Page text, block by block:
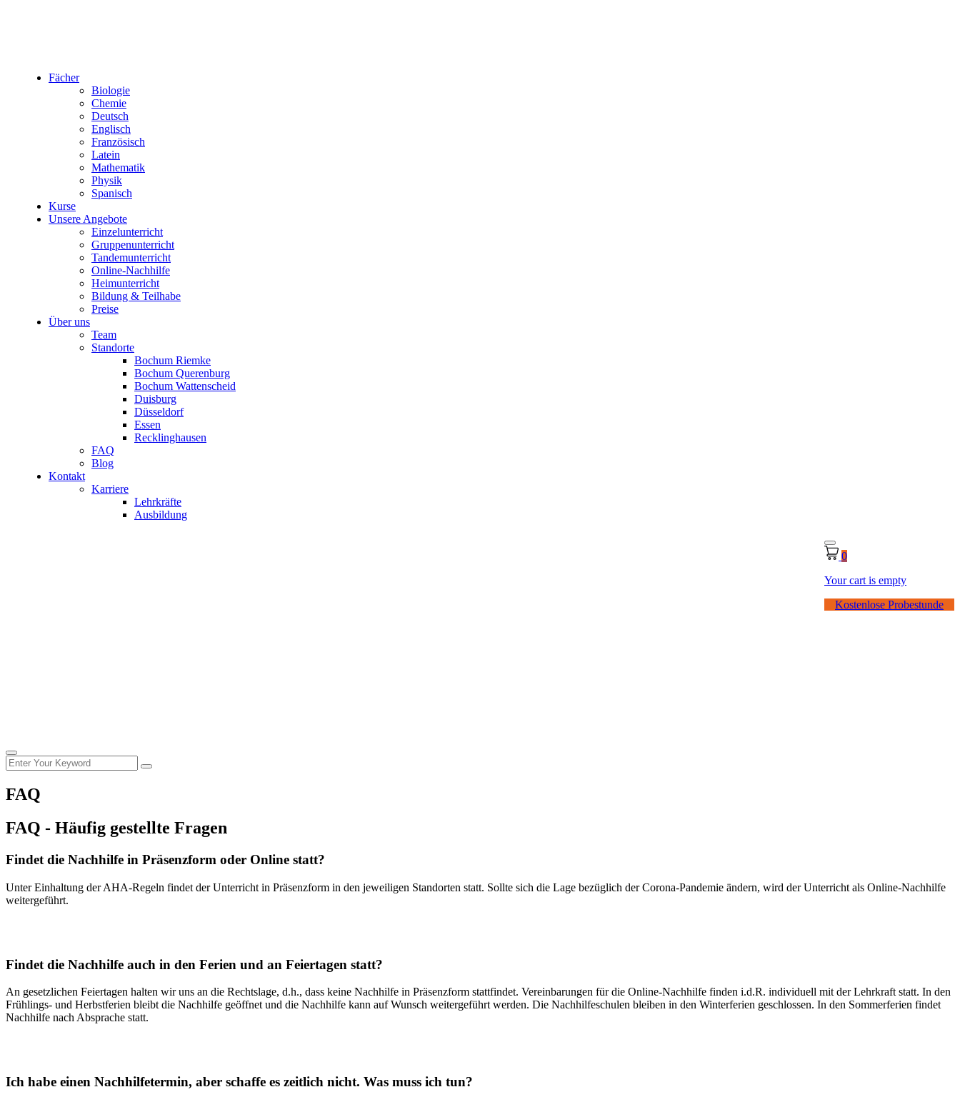
Fächer
Biologie
Chemie
Deutsch
Englisch
Französisch
Latein
Mathematik
Physik
Spanisch
Kurse
Unsere Angebote
Einzelunterricht
Gruppenunterricht
Tandemunterricht
Online-Nachhilfe
Heimunterricht
Bildung & Teilhabe
Preise
Über uns
Team
Standorte
Bochum Riemke
Bochum Querenburg
Bochum Wattenscheid
Duisburg
Düsseldorf
Essen
Recklinghausen
FAQ
Blog
Kontakt
Karriere
Lehrkräfte
Ausbildung
0
Your cart is empty
Kostenlose Probestunde
FAQ
FAQ - Häufig gestellte Fragen
Findet die Nachhilfe in Präsenzform oder Online statt?
Unter Einhaltung der AHA-Regeln findet der Unterricht in Präsenzform in den jeweiligen Standorten statt. Sollte sich die Lage bezüglich der Corona-Pandemie ändern, wird der Unterricht als Online-Nachhilfe
weitergeführt.
Findet die Nachhilfe auch in den Ferien und an Feiertagen statt?
An gesetzlichen Feiertagen halten wir uns an die Rechtslage, d.h., dass keine Nachhilfe in Präsenzform stattfindet. Vereinbarungen für die Online-Nachhilfe finden i.d.R. individuell mit der Lehrkraft statt. In den
Frühlings- und Herbstferien bleibt die Nachhilfe geöffnet und die Nachhilfe kann auf Wunsch weitergeführt werden. Die Nachhilfeschulen bleiben in den Winterferien geschlossen. In den Sommerferien findet
Nachhilfe nach Absprache statt.
Ich habe einen Nachhilfetermin, aber schaffe es zeitlich nicht. Was muss ich tun?